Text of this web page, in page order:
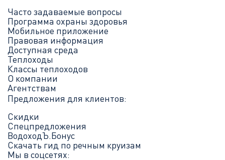
Часто задаваемые вопросы
Программа охраны здоровья
Мобильное приложение
Правовая информация
Доступная среда
Теплоходы
Классы теплоходов
О компании
Агентствам
Предложения для клиентов:
Скидки
Спецпредложения
ВодоходЪ.Бонус
Скачать гид по речным круизам
Мы в соцсетях: